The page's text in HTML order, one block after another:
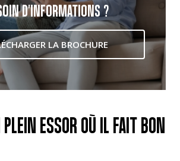
D'INFORMATIONS ?
LA BROCHURE
ESSOR OÙ IL FAIT BON